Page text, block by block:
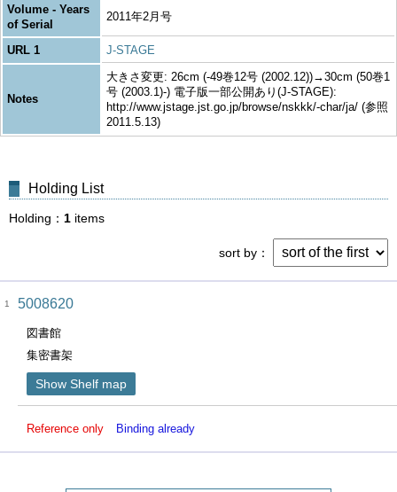
Volume - Years
of Serial
2011年2月号
URL 1 J-STAGE
Notes
大きさ変更: 26cm (-49巻12号 (2002.12))→30cm (50巻1
号 (2003.1)-) 電子版一部公開あり(J-STAGE):
http://www.jstage.jst.go.jp/browse/nskkk/-char/ja/ (参照
2011.5.13)
Holding List
Holding 1 items
sort by
1 5008620
図書館
集密書架
Show Shelf map
Reference only Binding already